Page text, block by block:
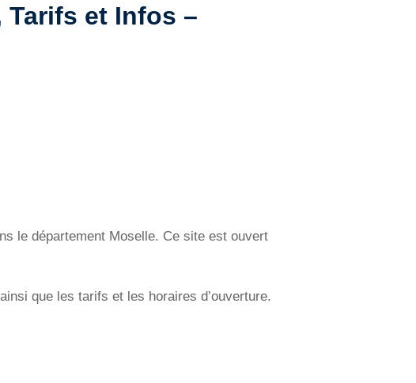
Tarifs et Infos –
le département Moselle. Ce site est ouvert
que les tarifs et les horaires d’ouverture.